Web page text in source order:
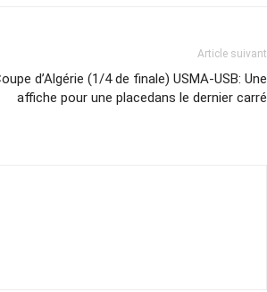
Article suivant
d’Algérie (1/4 de finale) USMA-USB: Une
affiche pour une placedans le dernier carré